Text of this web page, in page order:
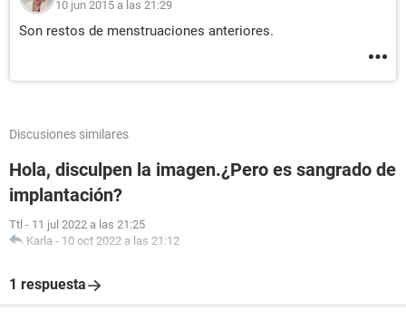
10 jun 2015 a las 21:29
Son restos de menstruaciones anteriores.
Discusiones similares
Hola, disculpen la imagen.¿Pero es sangrado de
implantación?
Ttl - 11 jul 2022 a las 21:25
Karla - 10 oct 2022 a las 21:12
1 respuesta